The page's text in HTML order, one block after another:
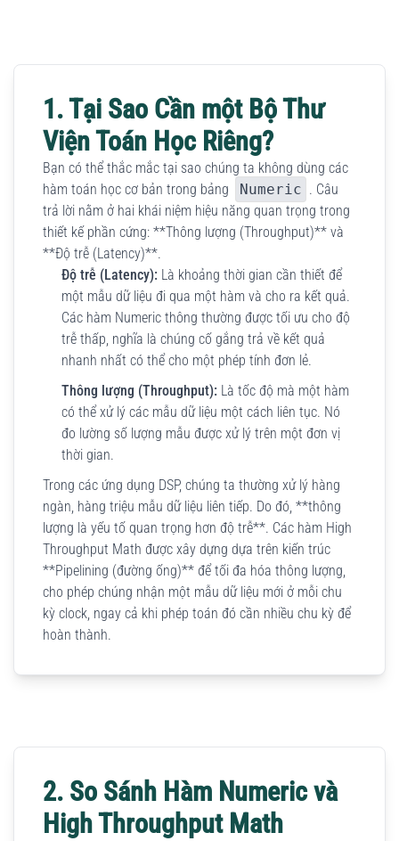
1. Tại Sao Cần một Bộ Thư
Viện Toán Học Riêng?
Bạn có thể thắc mắc tại sao chúng ta không dùng các
hàm toán học cơ bản trong bảng
Numeric . Câu
trả lời nằm ở hai khái niệm hiệu năng quan trọng trong
thiết kế phần cứng: **Thông lượng (Throughput)** và
**Độ trễ (Latency)**.
Độ trễ (Latency): Là khoảng thời gian cần thiết để
một mẫu dữ liệu đi qua một hàm và cho ra kết quả.
Các hàm Numeric thông thường được tối ưu cho độ
trễ thấp, nghĩa là chúng cố gắng trả về kết quả
nhanh nhất có thể cho một phép tính đơn lẻ.
Thông lượng (Throughput): Là tốc độ mà một hàm
có thể xử lý các mẫu dữ liệu một cách liên tục. Nó
đo lường số lượng mẫu được xử lý trên một đơn vị
thời gian.
Trong các ứng dụng DSP, chúng ta thường xử lý hàng
ngàn, hàng triệu mẫu dữ liệu liên tiếp. Do đó, **thông
lượng là yếu tố quan trọng hơn độ trễ**. Các hàm High
Throughput Math được xây dựng dựa trên kiến trúc
**Pipelining (đường ống)** để tối đa hóa thông lượng,
cho phép chúng nhận một mẫu dữ liệu mới ở mỗi chu
kỳ clock, ngay cả khi phép toán đó cần nhiều chu kỳ để
hoàn thành.
2. So Sánh Hàm Numeric và
High Throughput Math